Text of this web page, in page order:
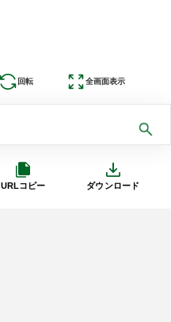
URLコピー ダウンロード
回転 全画面表示